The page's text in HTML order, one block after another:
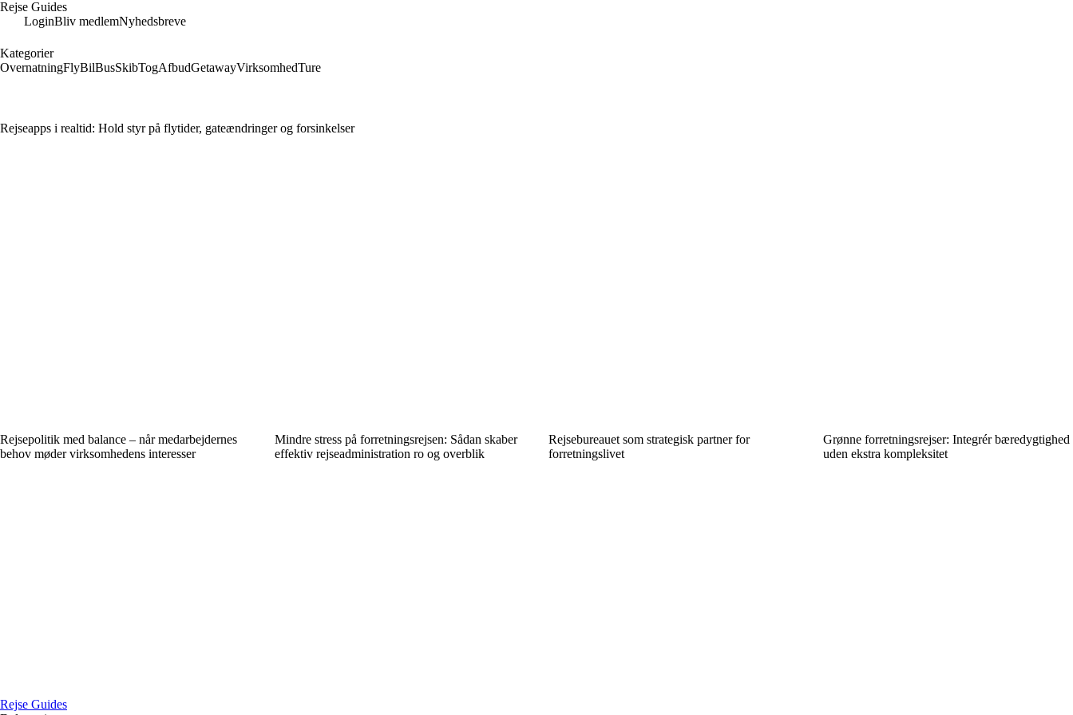
Rejse Guides
LoginBliv medlemNyhedsbreve
Kategorier
OvernatningFlyBilBusSkibTogAfbudGetawayVirksomhedTure
Rejseapps i realtid: Hold styr på flytider, gateændringer og forsinkelser
Rejsepolitik med balance – når medarbejdernes
behov møder virksomhedens interesser
Mindre stress på forretningsrejsen: Sådan skaber
effektiv rejseadministration ro og overblik
Rejsebureauet som strategisk partner for
forretningslivet
Grønne forretningsrejser: Integrér bæredygtighed
uden ekstra kompleksitet
Rejse Guides